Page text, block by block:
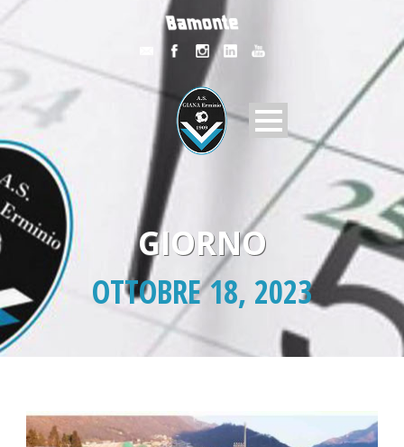
GIORNO
OTTOBRE 18, 2023